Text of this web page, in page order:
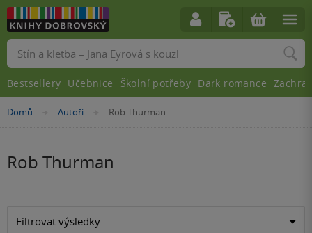
Nacházíte
Domů »Autoři »
Rob Thurman
Rob Thurman
Filtrovat výsledky
Vyhledávání
Bestsellery Učebnice Školní potřeby Dark romance